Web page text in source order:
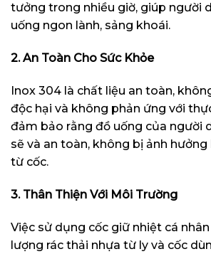
tưởng trong nhiều giờ, giúp người
uống ngon lành, sảng khoái.
2. An Toàn Cho Sức Khỏe
Inox 304 là chất liệu an toàn,
độc hại và không phản ứng với
đảm bảo rằng đồ uống của người
sẽ và an toàn, không bị ảnh
từ cốc.
3. Thân Thiện Với Môi Trường
Việc sử dụng cốc giữ nhiệt cá
lượng rác thải nhựa từ ly và cốc